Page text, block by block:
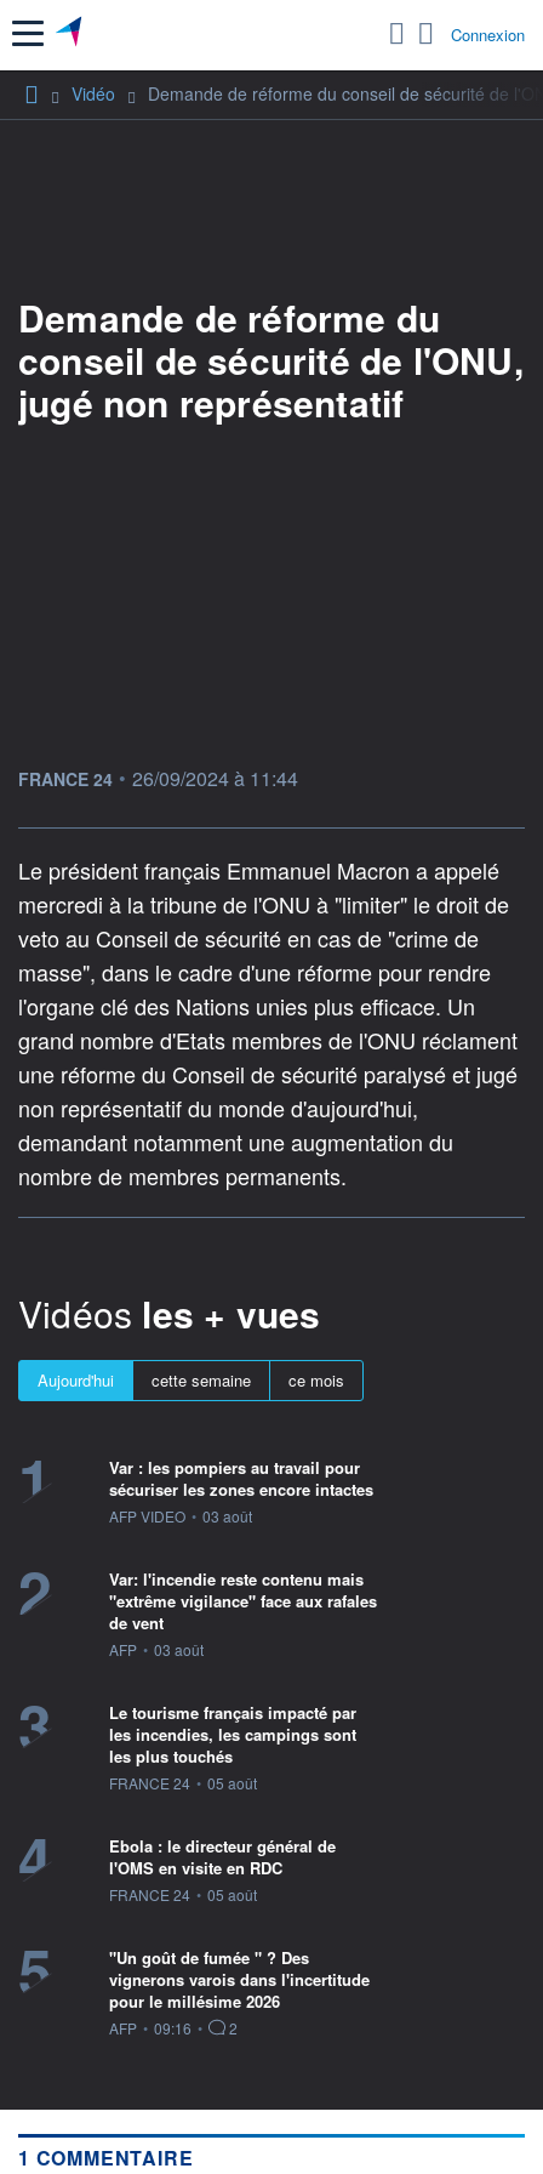
Menu Connexion
Vidéo Demande de réforme du conseil de sécurité de
Demande de réforme du
conseil de sécurité de l'ONU,
jugé non représentatif
information fournie par
FRANCE 24 • 26/09/2024 à 11:44
Le président français Emmanuel Macron a appelé
mercredi à la tribune de l'ONU à "limiter" le droit de
veto au Conseil de sécurité en cas de "crime de
masse", dans le cadre d'une réforme pour rendre
l'organe clé des Nations unies plus efficace. Un
grand nombre d'Etats membres de l'ONU réclament
une réforme du Conseil de sécurité paralysé et jugé
non représentatif du monde d'aujourd'hui,
demandant notamment une augmentation du
nombre de membres permanents.
Vidéos les + vues
Aujourd'hui cette semaine ce mois
1
Var : les pompiers au travail pour
sécuriser les zones encore intactes
information fournie par
AFP VIDEO • 03 août
2
Var: l'incendie reste contenu mais
"extrême vigilance" face aux rafales
de vent
information fournie par
AFP • 03 août
3
Le tourisme français impacté par
les incendies, les campings sont
les plus touchés
information fournie par
FRANCE 24 • 05 août
4
Ebola : le directeur général de
l'OMS en visite en RDC
information fournie par
FRANCE 24 • 05 août
5
"Un goût de fumée " ? Des
vignerons varois dans l'incertitude
pour le millésime 2026
information fournie par
AFP • 09:16 • 2
1 COMMENTAIRE